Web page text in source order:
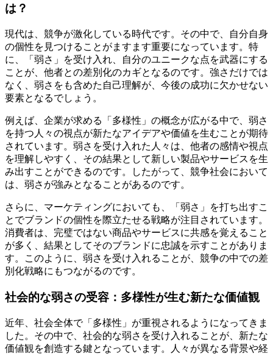
は？
現代は、競争が激化している時代です。その中で、自分自身
の個性を見つけることがますます重要になっています。特
に、「弱さ」を受け入れ、自分のユニークな点を武器にする
ことが、他者との差別化のカギとなるのです。強さだけでは
なく、弱さをも含めた自己理解が、今後の成功に欠かせない
要素となるでしょう。
例えば、企業が求める「多様性」の概念が広がる中で、弱さ
を持つ人々の視点が新たなアイデアや価値を生むことが期待
されています。弱さを受け入れた人々は、他者の感情や視点
を理解しやすく、その結果として新しい製品やサービスを生
み出すことができるのです。したがって、競争社会において
は、弱さが強みとなることがあるのです。
さらに、マーケティングにおいても、「弱さ」を打ち出すこ
とでブランドの個性を際立たせる戦略が注目されています。
消費者は、完璧ではない商品やサービスに共感を覚えること
が多く、結果としてそのブランドに忠誠を示すことがありま
す。このように、弱さを受け入れることが、競争の中での差
別化戦略にもつながるのです。
社会的な弱さの受容：多様性が生む新たな価値観
近年、社会全体で「多様性」が重視されるようになってきま
した。その中で、社会的な弱さを受け入れることが、新たな
価値観を創造する鍵となっています。人々が異なる背景や経